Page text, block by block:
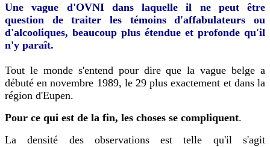
Une vague d'OVNI dans laquelle il ne peut être
question de traiter les témoins d'affabulateurs ou
d'alcooliques, beaucoup plus étendue et profonde qu'il
n'y paraît.
Tout le monde s'entend pour dire que la vague belge a
débuté en novembre 1989, le 29 plus exactement et dans la
région d'Eupen.
Pour ce qui est de la fin, les choses se compliquent.
La densité des observations est telle qu'il s'agit